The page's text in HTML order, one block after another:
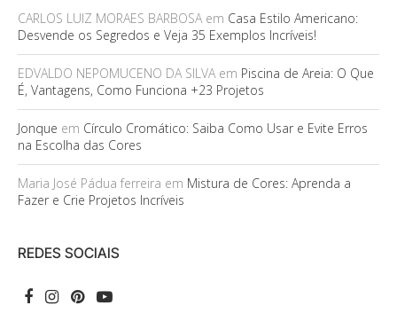
CARLOS LUIZ MORAES BARBOSAem Casa Estilo Americano:
Desvende os Segredos e Veja 35 Exemplos Incríveis!
EDVALDO NEPOMUCENO DA SILVAem Piscina de Areia: O Que
É, Vantagens, Como Funciona +23 Projetos
Jonque em Círculo Cromático: Saiba Como Usar e Evite Erros
na Escolha das Cores
Maria José Pádua ferreira em Mistura de Cores: Aprenda a
Fazer e Crie Projetos Incríveis
REDES SOCIAIS